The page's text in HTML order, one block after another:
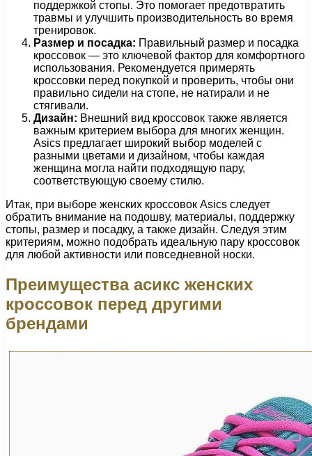
поддержкой стопы. Это помогает предотвратить
травмы и улучшить производительность во время
тренировок.
Размер и посадка: Правильный размер и посадка
кроссовок — это ключевой фактор для комфортного
использования. Рекомендуется примерять
кроссовки перед покупкой и проверить, чтобы они
правильно сидели на стопе, не натирали и не
стягивали.
Дизайн: Внешний вид кроссовок также является
важным критерием выбора для многих женщин.
Asics предлагает широкий выбор моделей с
разными цветами и дизайном, чтобы каждая
женщина могла найти подходящую пару,
соответствующую своему стилю.
Итак, при выборе женских кроссовок Asics следует
обратить внимание на подошву, материалы, поддержку
стопы, размер и посадку, а также дизайн. Следуя этим
критериям, можно подобрать идеальную пару кроссовок
для любой активности или повседневной носки.
Преимущества асикс женских
кроссовок перед другими
брендами